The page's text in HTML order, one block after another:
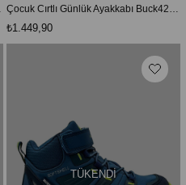
Çocuk Cırtlı Günlük Ayakkabı Buck4289 Cındy
₺1.449,90
TÜKENDI